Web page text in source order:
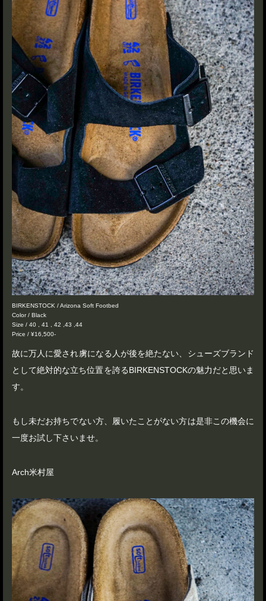
BIRKENSTOCK / Arizona Soft Footbed
Color / Black
Size / 40 , 41 , 42 ,43 ,44
Price / ¥16,500-
故に万人に愛され虜になる人が後を絶たない、シューズブランド
として絶対的な立ち位置を誇るBIRKENSTOCKの魅力だと思いま
す。
もし未だお持ちでない方、履いたことがない方は是非この機会に
一度お試し下さいませ。
Arch米村屋